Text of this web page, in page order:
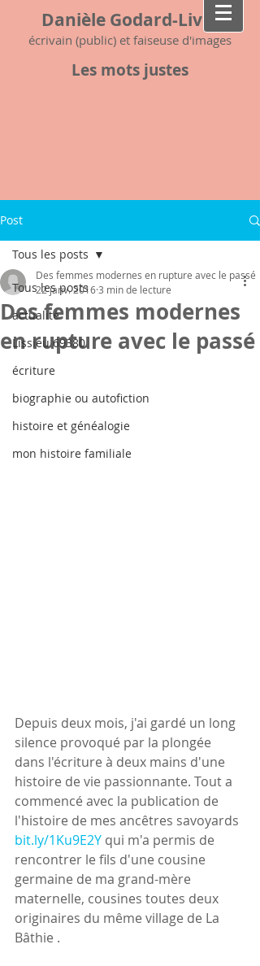
Danièle Godard-Livet
écrivain (public) et faiseuse d'images
Les mots justes
Post
Tous les posts
actualité
Lissieu 69380
écriture
biographie ou autofiction
histoire et généalogie
mon histoire familiale
Tous les posts
Des femmes modernes
en rupture avec le passé
Des femmes modernes en rupture avec le passé
22 janv. 20163 min de lecture
Depuis deux mois, j'ai gardé un long
silence provoqué par la plongée
dans l'écriture à deux mains d'une
histoire de vie passionnante. Tout a
commencé avec la publication de
l'histoire de mes ancêtres savoyards
bit.ly/1Ku9E2Y qui m'a permis de
rencontrer le fils d'une cousine
germaine de ma grand-mère
maternelle, cousines toutes deux
originaires du même village de La
Bâthie .